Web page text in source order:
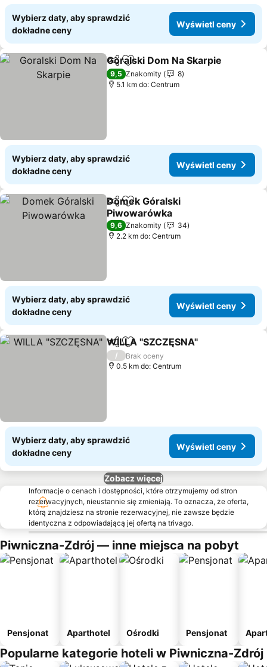
Wybierz daty, aby sprawdzić
dokładne ceny
Wyświetl ceny
Udostępnij
Dodaj do ulubionych
Goralski Dom Na Skarpie
9,5 Znakomity
8
5.1 km do: Centrum
Wybierz daty, aby sprawdzić
dokładne ceny
Wyświetl ceny
Udostępnij
Dodaj do ulubionych
Domek Góralski
Piwowarówka
9,6 Znakomity
34
2.2 km do: Centrum
Wybierz daty, aby sprawdzić
dokładne ceny
Wyświetl ceny
Udostępnij
Dodaj do ulubionych
WILLA "SZCZĘSNA"
/
Brak oceny
0.5 km do: Centrum
Wybierz daty, aby sprawdzić
dokładne ceny
Wyświetl ceny
Zobacz więcej
Informacje o cenach i dostępności, które otrzymujemy od stron
rezerwacyjnych, nieustannie się zmieniają. To oznacza, że oferta,
którą znajdziesz na stronie rezerwacyjnej, nie zawsze będzie
identyczna z odpowiadającą jej ofertą na trivago.
Piwniczna-Zdrój — inne miejsca na pobyt
Pensjonat Aparthotel Ośrodki Pensjonat
Popularne kategorie hoteli w Piwniczna-Zdrój